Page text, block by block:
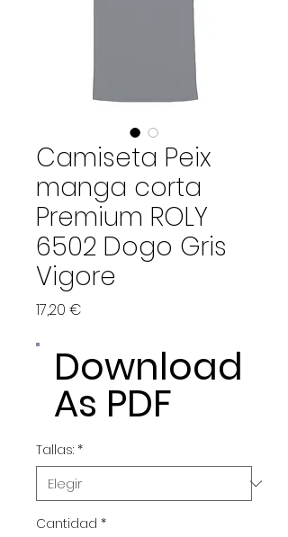
Camiseta Peix
manga corta
Premium ROLY
6502 Dogo Gris
Vigore
17,20 €
Download
As PDF
Tallas: *
Cantidad *